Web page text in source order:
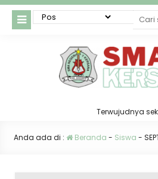
Terwujudnya
Anda ada di : Beranda - Siswa -